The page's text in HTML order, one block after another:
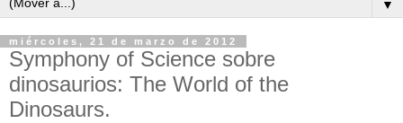
▼
miércoles, 21 de marzo de 2012
Symphony of Science sobre
dinosaurios: The World of the
Dinosaurs.